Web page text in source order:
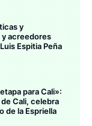
y
y acreedores
Espitia Peña
para Cali»:
Cali, celebra
de la Espriella